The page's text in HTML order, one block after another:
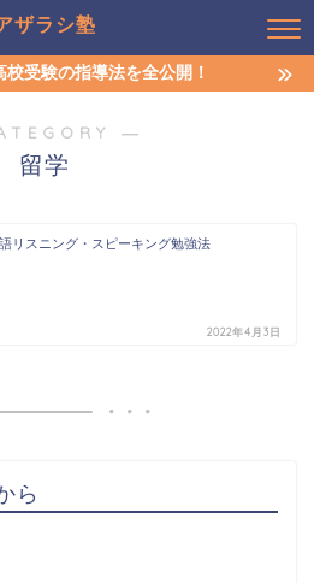
ザラシ塾
受験の指導法を全公開！
―
留学
リスニング・スピーキング勉強法
2022年4月3日
ら